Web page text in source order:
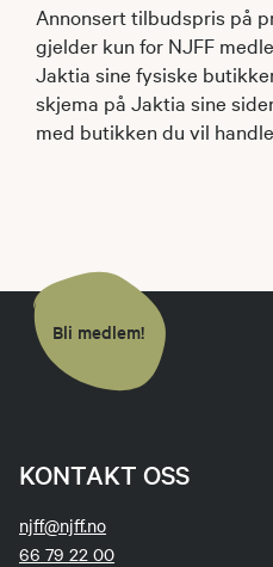
Annonsert tilbudspris på
gjelder kun for NJFF
Jaktia sine fysiske
skjema på Jaktia sine
med butikken du vil
Bli medlem!
KONTAKT OSS
njff@njff.no
66 79 22 00